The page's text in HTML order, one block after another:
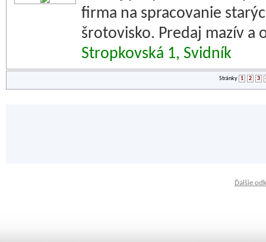
firma na spracovanie
šrotovisko. Predaj mazív
Stropkovská 1, Svidník
Stránky 1 2 3
Ďalšie